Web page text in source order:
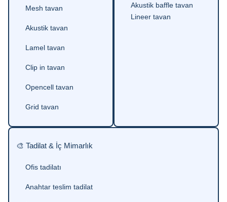
Mesh tavan
Akustik tavan
Lamel tavan
Clip in tavan
Opencell tavan
Grid tavan
Akustik baffle tavan
Lineer tavan
🎨 Tadilat & İç Mimarlık
Ofis tadilatı
Anahtar teslim tadilat